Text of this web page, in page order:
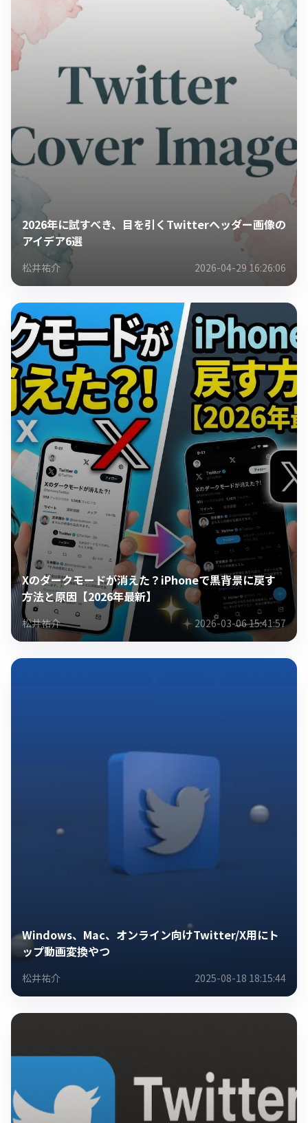
2026年に試すべき、目を引くTwitterヘッダー画像の
アイデア6選
松井祐介 2026-04-29 16:26:06
Xのダークモードが消えた？iPhoneで黒背景に戻す
方法と原因【2026年最新】
松井祐介 2026-03-06 15:41:57
Windows、Mac、オンライン向けTwitter/X用にト
ップ動画変換やつ
松井祐介 2025-08-18 18:15:44